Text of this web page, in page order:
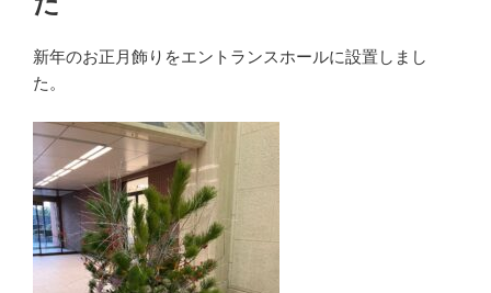
新年のお正月飾りをエントランスホールに設置しまし
た。